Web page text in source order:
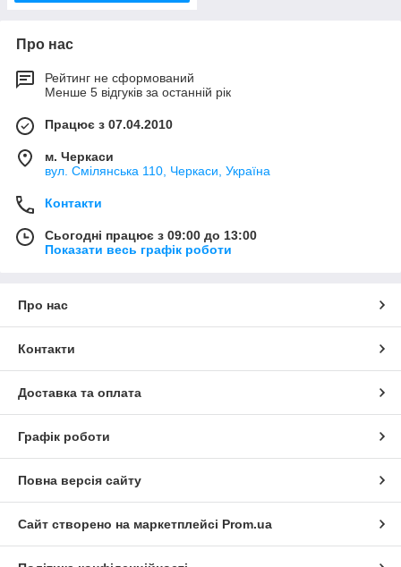
Про нас
Рейтинг не сформований
Менше 5 відгуків за останній рік
Працює з 07.04.2010
м. Черкаси
вул. Смілянська 110, Черкаси, Україна
Контакти
Сьогодні працює з 09:00 до 13:00
Показати весь графік роботи
Про нас
Контакти
Доставка та оплата
Графік роботи
Повна версія сайту
Сайт створено на маркетплейсі Prom.ua